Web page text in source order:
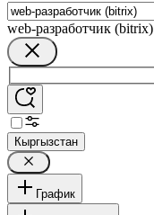
web-разработчик (bitrix)
Кыргызстан
График